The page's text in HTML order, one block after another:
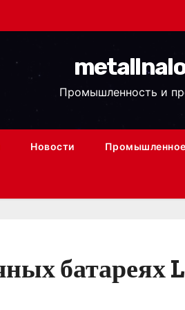
Промышленность и
Новости
батареях